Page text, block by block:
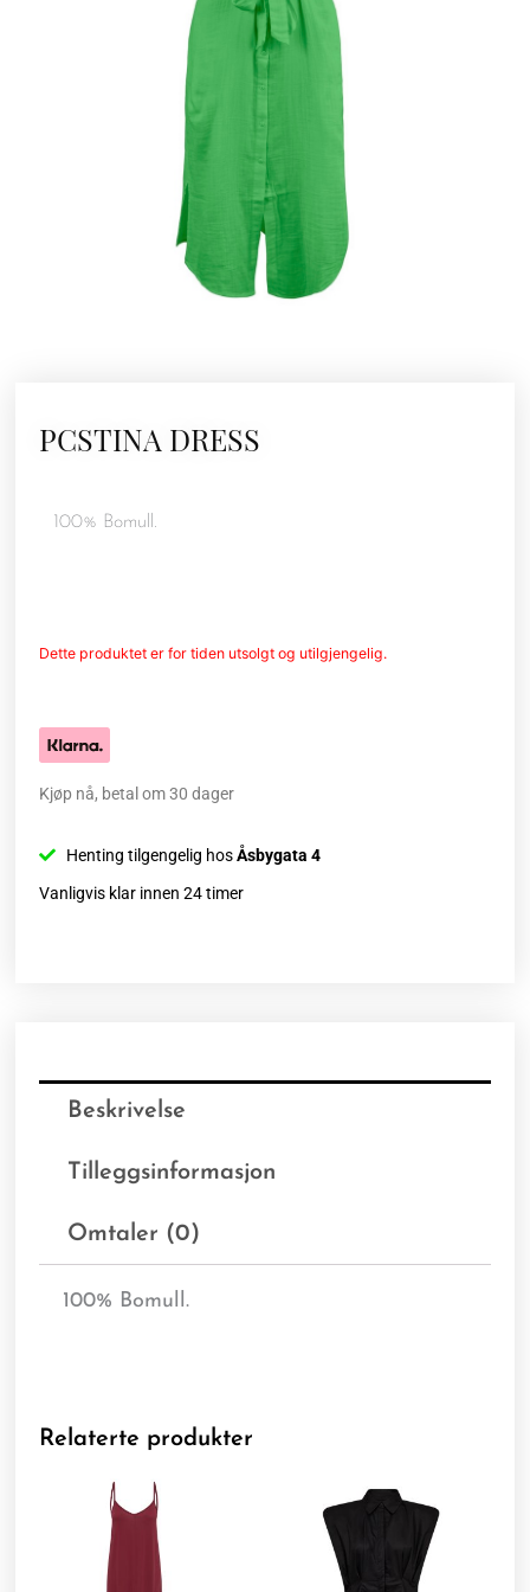
PCSTINA DRESS
100% Bomull.
Dette produktet er for tiden utsolgt og utilgjengelig.
Kjøp nå, betal om 30 dager
Henting tilgengelig hosÅsbygata 4
Vanligvis klar innen 24 timer
Beskrivelse
Tilleggsinformasjon
Omtaler (0)
100% Bomull.
Relaterte produkter